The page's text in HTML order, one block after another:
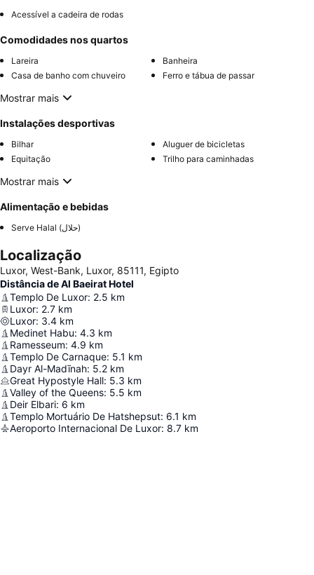
Acessível a cadeira de rodas
Comodidades nos quartos
Lareira
Banheira
Casa de banho com chuveiro
Ferro e tábua de passar
Mostrar mais
Instalações desportivas
Bilhar
Aluguer de bicicletas
Equitação
Trilho para caminhadas
Mostrar mais
Alimentação e bebidas
Serve Halal (حلال)
Localização
Luxor, West-Bank, Luxor, 85111, Egipto
Distância de Al Baeirat Hotel
Templo De Luxor: 2.5 km
Luxor: 2.7 km
Luxor: 3.4 km
Medinet Habu: 4.3 km
Ramesseum: 4.9 km
Templo De Carnaque: 5.1 km
Dayr Al-Madīnah: 5.2 km
Great Hypostyle Hall: 5.3 km
Valley of the Queens: 5.5 km
Deir Elbari: 6 km
Templo Mortuário De Hatshepsut: 6.1 km
Aeroporto Internacional De Luxor: 8.7 km